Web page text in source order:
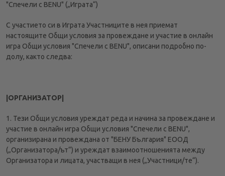
"Спечели с BENU" („Играта“)
С участието си в Играта Участниците в нея приемат
настоящите Общи условия за провеждане и участие в онлайн
игра Общи условия "Спечели с BENU", описани подробно по-
долу, както следва:
|ОРГАНИЗАТОР|
1. Тези Общи условия уреждат реда и начина за провеждане и
участие в онлайн игра Общи условия "Спечели с BENU",
организирана и провеждана от "БЕНУ България" ЕООД
(„Организатора/ът“) и уреждат взаимоотношенията между
Организатора и лицата, участващи в нея („Участници/те“).
УВЕДОМЛЕНИЕ ЗА ПОВЕРИТЕЛНОСТ
УВЕДОМЛЕНИЕ ЗА ОБРАБОТВАНЕ НА ЛИЧНИ
ДАННИ ПРИ ПОРЪЧКИ С ДОСТАВКА ДО АПТЕКА